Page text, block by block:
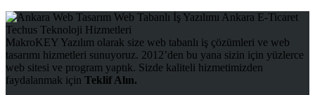
MakroKEY Yazılım olarak size web tabanlı iş çözümleri ve web
tasarımı hizmetleri sunuyoruz. 2012’den bu yana sizin için yüzlerce
web sitesi ve program yaptık. Sizde kaliteli hizmetimizden
faydalanmak için Teklif Alın.